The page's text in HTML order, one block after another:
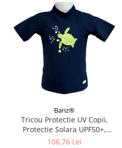
Banz®
Tricou Protectie UV Copii,
Protectie Solara UPF50+,
Turttle, Diverse marimi
106,76 Lei